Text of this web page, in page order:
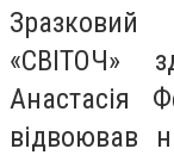
Зразковий
«СВІТОЧ»
Анастасія
відвоював